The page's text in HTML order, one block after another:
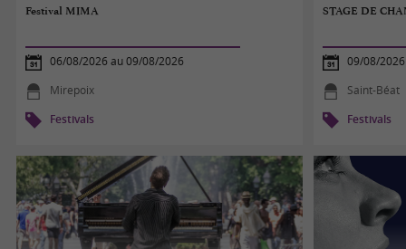
Festival MIMA
06/08/2026 au 09/08/2026
Mirepoix
Festivals
STAGE DE
09/08/
Saint-Béat
Festivals